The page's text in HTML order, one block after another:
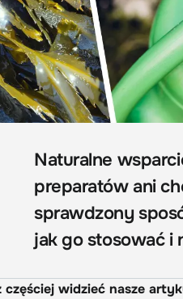
Naturalne
preparatów ani
sprawdzony
jak go stosować i
częściej widzieć nasze